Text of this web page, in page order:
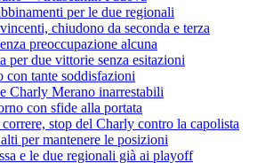
per le due regionali
chiudono da seconda e terza
preoccupazione alcuna
per due vittorie senza esitazioni
con tante soddisfazioni
Charly Merano inarrestabili
con sfide alla portata
stop del Charly contro la capolista
per mantenere le posizioni
e le due regionali già ai playoff